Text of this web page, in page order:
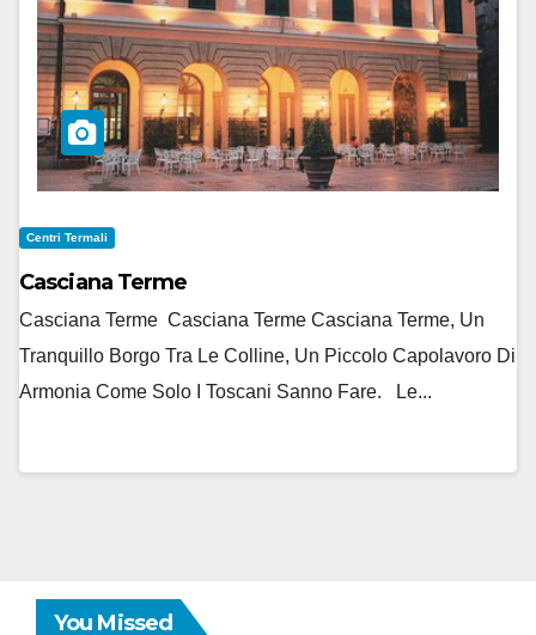
Centri Termali
Casciana Terme
Casciana Terme Casciana Terme Casciana Terme, Un
Tranquillo Borgo Tra Le Colline, Un Piccolo Capolavoro Di
Armonia Come Solo I Toscani Sanno Fare. Le...
You Missed